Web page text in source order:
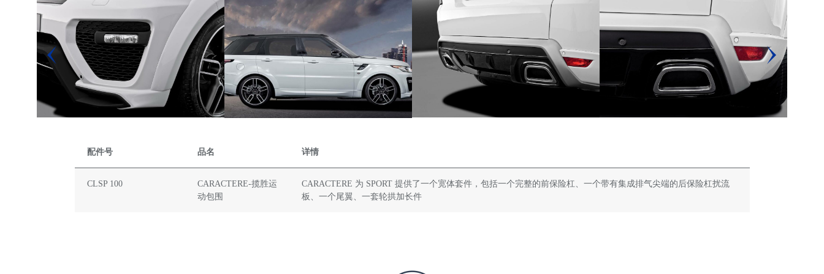
配件号 品名 详情
CLSP 100
CARACTERE-揽胜运
动包围
CARACTERE 为 SPORT 提供了一个宽体套件，包括一个完整的前保险杠、一个带有集成排气尖端的后保险杠扰流
板、一个尾翼、一套轮拱加长件